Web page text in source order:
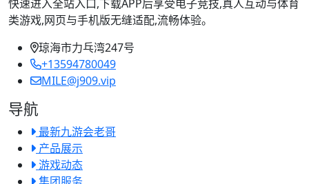
快速进入全站入口,下载APP后享受电子竞技,真人互动与体育
类游戏,网页与手机版无缝适配,流畅体验。
琼海市力乓湾247号
+13594780049
MILE@j909.vip
导航
最新九游会老哥
产品展示
游戏动态